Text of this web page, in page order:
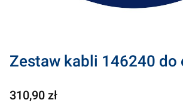
Zestaw kabli 146240 do
Cena
310,90 zł